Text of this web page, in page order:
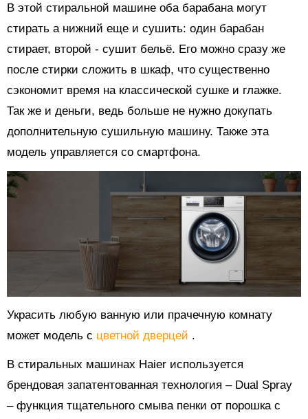
В этой стиральной машине оба барабана могут
стирать а нижний еще и сушить: один барабан
стирает, второй - сушит бельё. Его можно сразу же
после стирки сложить в шкаф, что существенно
сэкономит время на классической сушке и глажке.
Так же и деньги, ведь больше не нужно докупать
дополнительную сушильную машину. Также эта
модель управляется со смартфона.
Украсить любую ванную или прачечную комнату
может модель с цветной дверцей .
В стиральных машинах Haier используется
брендовая запатентованная технология – Dual Spray
– функция тщательного смыва пенки от порошка с